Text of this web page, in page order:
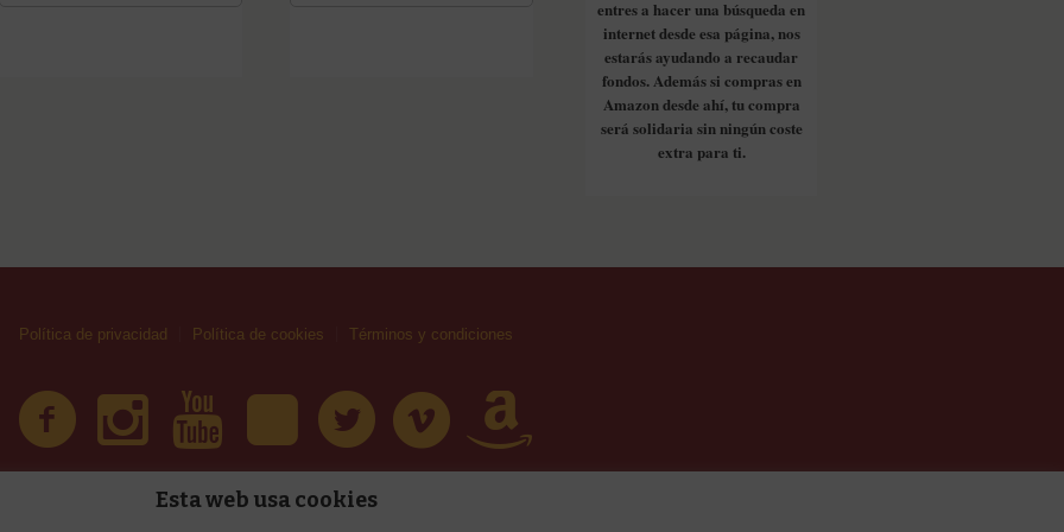
entres a hacer una búsqueda en
internet desde esa página, nos
estarás ayudando a recaudar
fondos. Además si compras en
Amazon desde ahí, tu compra
será solidaria sin ningún coste
extra para ti.
Política de privacidad Política de cookies Términos y condiciones
Esta web usa cookies